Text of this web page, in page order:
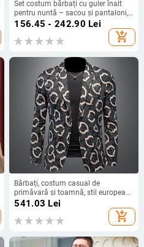
Set costum bărbați cu guler înalt
pentru nuntă – sacou și pantaloni,
închidere cu un nasture, croială
156.45 - 242.90 Lei
add_shopping_cart
Bărbați, costum casual de
primăvară și toamnă, stil european,
stil occidental, stil slim fit, stil
personalizat, stil western, X6692
541.03 Lei
add_shopping_cart